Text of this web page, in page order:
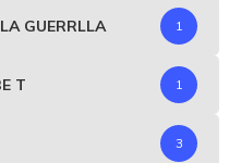
GUERRLLA 1
T 1
3